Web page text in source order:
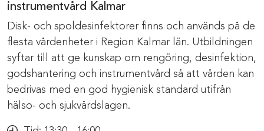
instrumentvård Kalmar
Disk- och spoldesinfektorer finns och används på de
flesta vårdenheter i Region Kalmar län. Utbildningen
syftar till att ge kunskap om rengöring, desinfektion,
godshantering och instrumentvård så att vården kan
bedrivas med en god hygienisk standard utifrån
hälso- och sjukvårdslagen.